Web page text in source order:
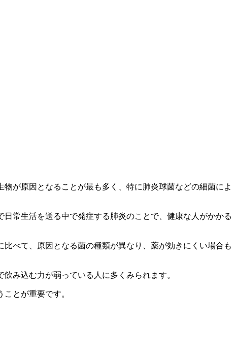
物が原因となることが最も多く、特に肺炎球菌などの細菌によ
日常生活を送る中で発症する肺炎のことで、健康な人がかかる
べて、原因となる菌の種類が異なり、薬が効きにくい場合も
み込む力が弱っている人に多くみられます。
とが重要です。